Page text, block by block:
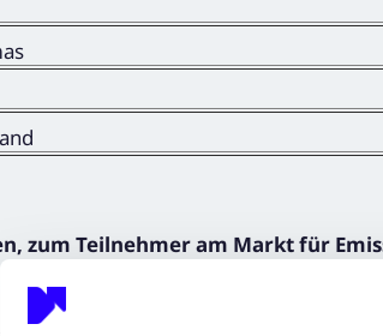
zum Teilnehmer am Markt für
Versteigerer oder zur